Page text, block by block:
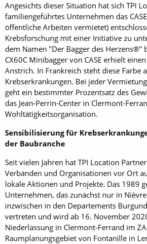
Angesichts dieser Situation hat sich TPI
familiengeführtes Unternehmen das
öffentliche Arbeiten vermietet)
Krebsforschung mit einer Initiative zu
dem Namen "Der Bagger des Herzens®"
CX60C Minibagger von CASE erhielt
Anstrich. In Frankreich steht diese Farbe
Krebserkrankungen. Bei jeder
geht ein bestimmter Prozentsatz des
das Jean-Perrin-Center in Clermont-
Wohltätigkeitsorganisation.
Sensibilisierung für
der Baubranche
Seit vielen Jahren hat TPI Location
Verbänden und Organisationen vor Ort
lokale Aktionen und Projekte. Das 1989
Unternehmen, das zunächst nur in
inzwischen in den Departements
vertreten und wird ab 16. November
Niederlassung in Clermont-Ferrand im
Raumplanungsgebiet von Fontanille in